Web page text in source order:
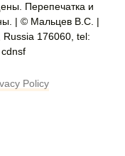
Перепечатка и
| © Мальцев В.С. |
Russia 176060, tel:
Policy